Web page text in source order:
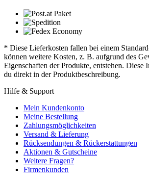
* Diese Lieferkosten fallen bei einem
können weitere Kosten, z. B. aufgrund des
Eigenschaften der Produkte, entstehen. Diese
du direkt in der Produktbeschreibung.
Hilfe & Support
Mein Kundenkonto
Meine Bestellung
Zahlungsmöglichkeiten
Versand & Lieferung
Rücksendungen & Rückerstattungen
Aktionen & Gutscheine
Weitere Fragen?
Firmenkunden